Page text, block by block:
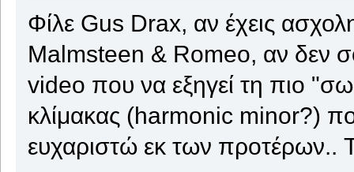
Φίλε Gus Drax, αν έχεις
Malmsteen & Romeo, αν δεν
video που να εξηγεί τη πιο
κλίμακας (harmonic minor?)
ευχαριστώ εκ των προτέρων..